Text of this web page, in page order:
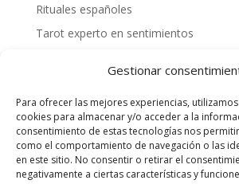
Gestionar
Para ofrecer las mejores experiencias,
cookies para almacenar y/o acceder a la
consentimiento de estas tecnologías nos
como el comportamiento de navegación o las
en este sitio. No consentir o retirar el
negativamente a ciertas características y
Rituales españoles
Tarot experto en sentimientos
¿Cómo hacer una tirada personalizada?
Videntes 20 años de experiencia
Tarotista honesta
Quiero saber mi suerte